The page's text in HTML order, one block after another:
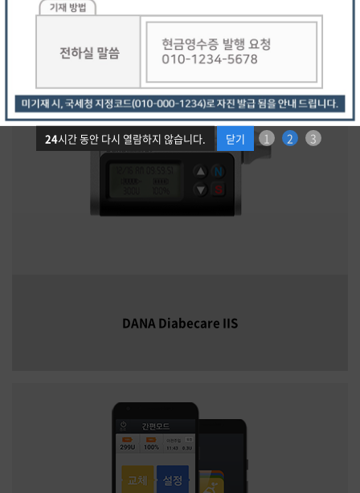
24시간 동안 다시 열람하지 않습니다. 닫기 1 2 3
DANA Diabecare IIS